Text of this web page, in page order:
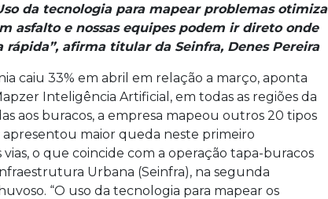
da tecnologia para mapear problemas otimiza
asfalto e nossas equipes podem ir direto onde
afirma titular da Seinfra, Denes Pereira
caiu 33% em abril em relação a março, aponta
Inteligência Artificial, em todas as regiões da
aos buracos, a empresa mapeou outros 20 tipos
maior queda neste primeiro
o que coincide com a operação tapa-buracos
Urbana (Seinfra), na segunda
“O uso da tecnologia para mapear os